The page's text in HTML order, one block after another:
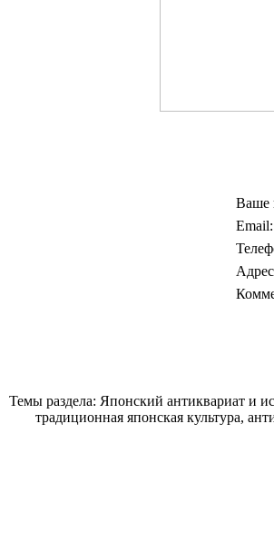
Ваше
Email:
Темы раздела: Японский антиквариат и
традиционная японская культура,